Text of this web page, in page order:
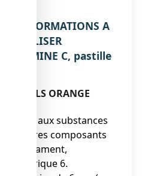
INFORMATIONS A
D’UTILISER
VITAMINE C, pastille
ORANGE
aux substances
des autres composants
médicament,
la rubrique 6.